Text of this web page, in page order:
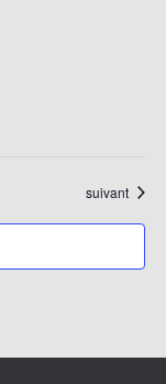
Évènements
suivant